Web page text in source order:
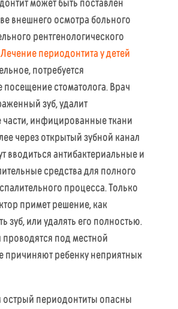
может быть поставлен
внешнего осмотра больного
рентгенологического
Лечение периодонтита у детей
потребуется
стоматолога. Врач
зуб, удалит
инфицированные ткани
через открытый зубной канал
вводиться антибактериальные и
средства для полного
процесса. Только
примет решение, как
зуб, или удалять его полностью.
под местной
причиняют ребенку неприятных
периодонтиты опасны